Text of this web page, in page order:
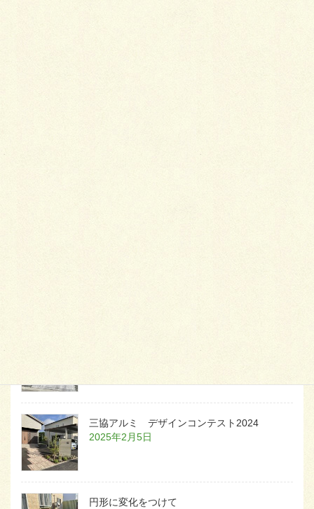
三協アルミ デザインコンテスト2024
2025年2月5日
円形に変化をつけて